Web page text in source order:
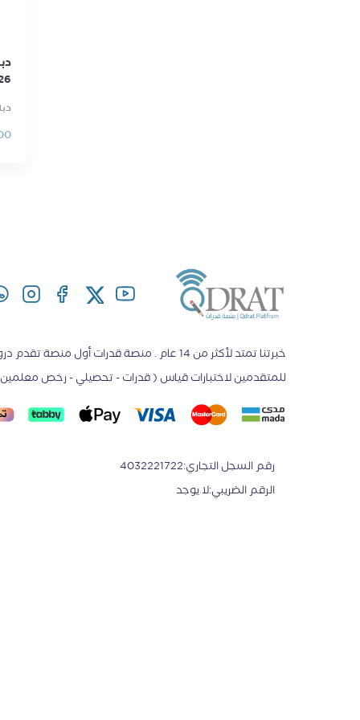
خبرتنا تمتد لأكثر من 14 عام . منصة قدرات أول منصة
للمتقدمين لاختبارات قياس ( قدرات - تحصيلي - رخص
رقم السجل التجاري:
4032221722
الرقم الضريبي:لا يوجد